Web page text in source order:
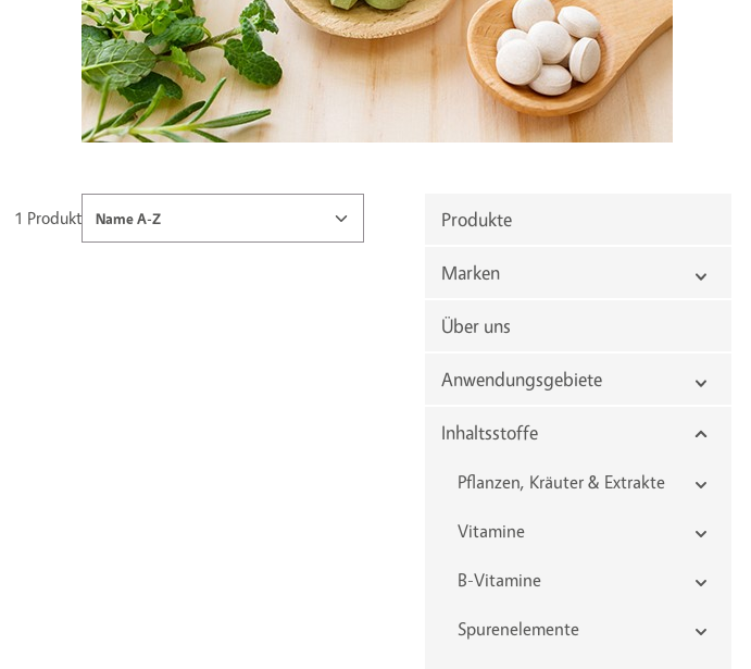
Produkte
Marken
Über uns
Anwendungsgebiete
Inhaltsstoffe
Pflanzen, Kräuter & Extrakte
Vitamine
B-Vitamine
Spurenelemente
1 Produkt